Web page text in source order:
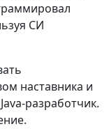
СИ
наставника и
разработчик.